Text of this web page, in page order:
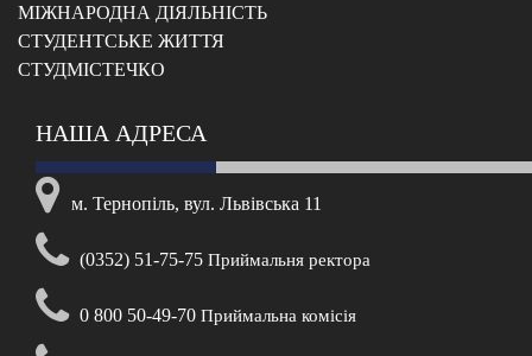
МІЖНАРОДНА ДІЯЛЬНІСТЬ
CТУДЕНТСЬКЕ ЖИТТЯ
CТУДМІСТЕЧКО
НАША АДРЕСА
м. Тернопіль, вул. Львівська 11
(0352) 51-75-75 Приймальня ректора
0 800 50-49-70 Приймальна комісія